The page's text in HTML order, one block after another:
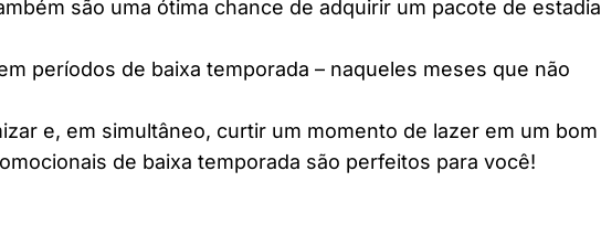
são uma ótima chance de adquirir um pacote de estadia
períodos de baixa temporada – naqueles meses que não
e, em simultâneo, curtir um momento de lazer em um bom
de baixa temporada são perfeitos para você!